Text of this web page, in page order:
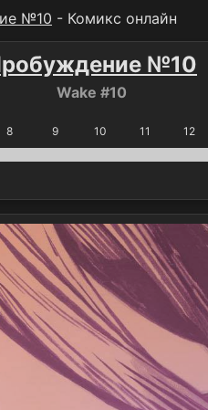
№10 - Комикс онлайн
№10
Wake #10
8 9 10 11 12